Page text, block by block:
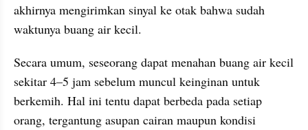
akhirnya mengirimkan sinyal ke otak bahwa sudah
waktunya buang air kecil.
Secara umum, seseorang dapat menahan buang air kecil
sekitar 4–5 jam sebelum muncul keinginan untuk
berkemih. Hal ini tentu dapat berbeda pada setiap
orang, tergantung asupan cairan maupun kondisi